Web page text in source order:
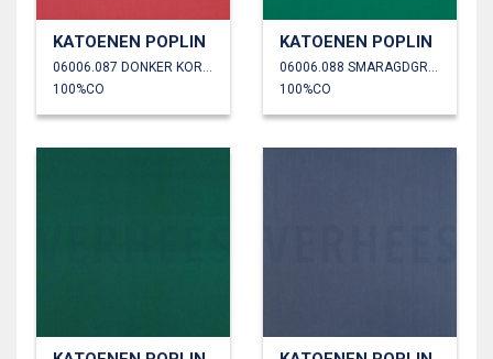
KATOENEN POPLIN
06006.087 DONKER KORAAL
100%CO
KATOENEN POPLIN
06006.088 SMARAGDGROEN
100%CO